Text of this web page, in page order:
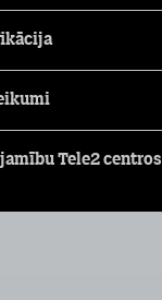
Tele2 centros